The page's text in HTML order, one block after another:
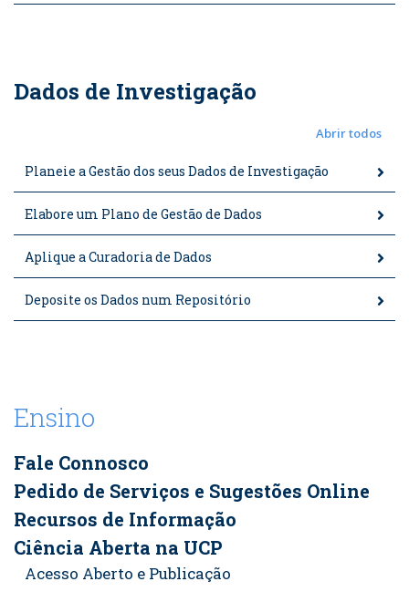
Dados de Investigação
Abrir todos
Planeie a Gestão dos seus Dados de Investigação
Elabore um Plano de Gestão de Dados
Aplique a Curadoria de Dados
Deposite os Dados num Repositório
Ensino
Fale Connosco
Pedido de Serviços e Sugestões Online
Recursos de Informação
Ciência Aberta na UCP
Acesso Aberto e Publicação